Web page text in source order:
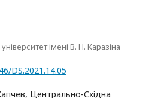
імені В. Н. Каразіна
DS.2021.14.05
Центрально-Східна